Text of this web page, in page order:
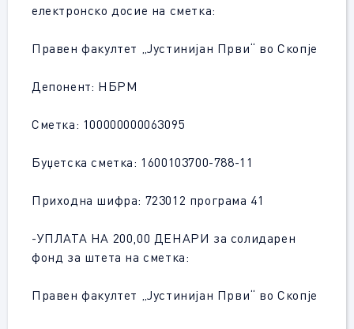
електронско досие на сметка:
Правен факултет „Јустинијан Први“ во Скопје
Депонент: НБРМ
Сметка: 100000000063095
Буџетска сметка: 1600103700-788-11
Приходна шифра: 723012 програма 41
-УПЛАТА НА 200,00 ДЕНАРИ за солидарен
фонд за штета на сметка:
Правен факултет „Јустинијан Први“ во Скопје